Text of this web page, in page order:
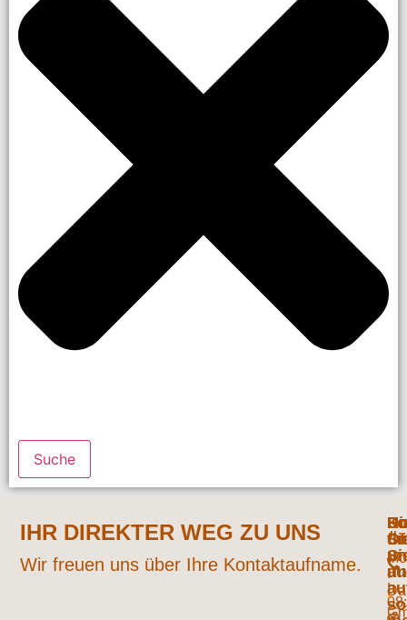
Suche
IHR DIREKTER WEG ZU UNS
Wir freuen uns über Ihre Kontaktaufname.
: